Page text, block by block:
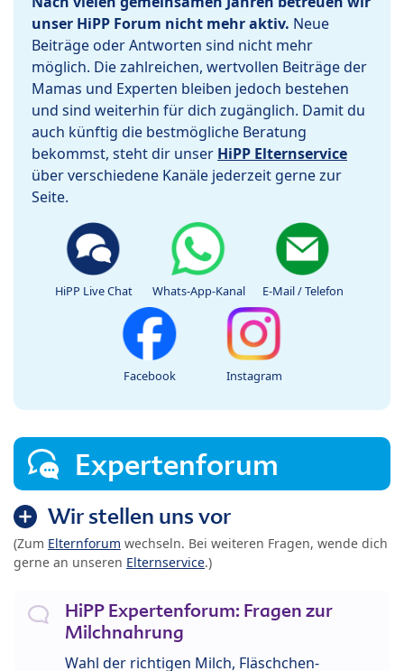
unser HiPP Forum nicht mehr aktiv. Neue
Beiträge oder Antworten sind nicht mehr
möglich. Die zahlreichen, wertvollen Beiträge der
Mamas und Experten bleiben jedoch bestehen
und sind weiterhin für dich zugänglich. Damit du
auch künftig die bestmögliche Beratung
bekommst, steht dir unser HiPP Elternservice
über verschiedene Kanäle jederzeit gerne zur
Seite.
HiPP Live Chat Whats-App-Kanal E-Mail / Telefon
Facebook Instagram
Expertenforum
Wir stellen uns vor
(Zum Elternforum wechseln. Bei weiteren Fragen, wende dich
gerne an unseren Elternservice.)
HiPP Expertenforum: Fragen zur
Milchnahrung
Wahl der richtigen Milch, Fläschchen-